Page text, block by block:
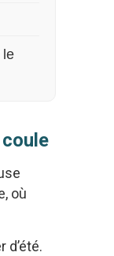
le
où